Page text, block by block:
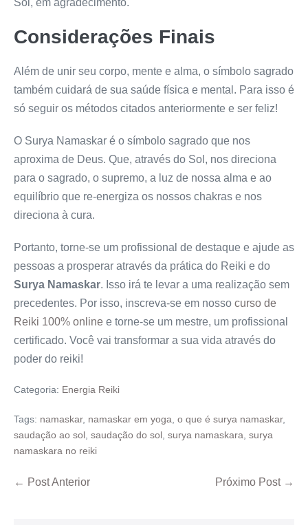
Considerações Finais
Além de unir seu corpo, mente e alma, o símbolo sagrado
também cuidará de sua saúde física e mental. Para isso é
só seguir os métodos citados anteriormente e ser feliz!
O Surya Namaskar é o símbolo sagrado que nos
aproxima de Deus. Que, através do Sol, nos direciona
para o sagrado, o supremo, a luz de nossa alma e ao
equilíbrio que re-energiza os nossos chakras e nos
direciona à cura.
Portanto, torne-se um profissional de destaque e ajude as
pessoas a prosperar através da prática do Reiki e do
Surya Namaskar. Isso irá te levar a uma realização sem
precedentes. Por isso, inscreva-se em nosso curso de
Reiki 100% online e torne-se um mestre, um profissional
certificado. Você vai transformar a sua vida através do
poder do reiki!
Categoria: Energia Reiki
Tags: namaskar, namaskar em yoga o que é surya namaskar,
saudação ao sol saudação do sol surya namaskara surya
namaskara no reiki
← Post Anterior Próximo Post →